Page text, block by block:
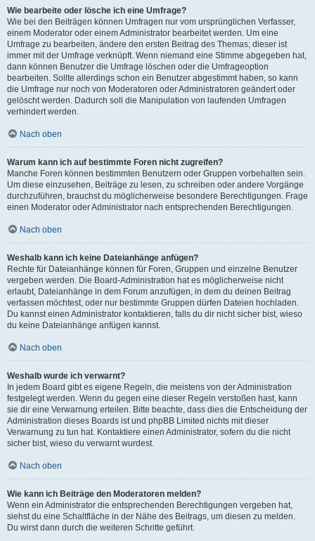
Wie bearbeite oder lösche ich eine Umfrage?
Wie bei den Beiträgen können Umfragen nur vom ursprünglichen Verfasser,
einem Moderator oder einem Administrator bearbeitet werden. Um eine
Umfrage zu bearbeiten, ändere den ersten Beitrag des Themas; dieser ist
immer mit der Umfrage verknüpft. Wenn niemand eine Stimme abgegeben hat,
dann können Benutzer die Umfrage löschen oder die Umfrageoption
bearbeiten. Sollte allerdings schon ein Benutzer abgestimmt haben, so kann
die Umfrage nur noch von Moderatoren oder Administratoren geändert oder
gelöscht werden. Dadurch soll die Manipulation von laufenden Umfragen
verhindert werden.
Nach oben
Warum kann ich auf bestimmte Foren nicht zugreifen?
Manche Foren können bestimmten Benutzern oder Gruppen vorbehalten sein.
Um diese einzusehen, Beiträge zu lesen, zu schreiben oder andere Vorgänge
durchzuführen, brauchst du möglicherweise besondere Berechtigungen. Frage
einen Moderator oder Administrator nach entsprechenden Berechtigungen.
Nach oben
Weshalb kann ich keine Dateianhänge anfügen?
Rechte für Dateianhänge können für Foren, Gruppen und einzelne Benutzer
vergeben werden. Die Board-Administration hat es möglicherweise nicht
erlaubt, Dateianhänge in dem Forum anzufügen, in dem du deinen Beitrag
verfassen möchtest, oder nur bestimmte Gruppen dürfen Dateien hochladen.
Du kannst einen Administrator kontaktieren, falls du dir nicht sicher bist, wieso
du keine Dateianhänge anfügen kannst.
Nach oben
Weshalb wurde ich verwarnt?
In jedem Board gibt es eigene Regeln, die meistens von der Administration
festgelegt werden. Wenn du gegen eine dieser Regeln verstoßen hast, kann
sie dir eine Verwarnung erteilen. Bitte beachte, dass dies die Entscheidung der
Administration dieses Boards ist und phpBB Limited nichts mit dieser
Verwarnung zu tun hat. Kontaktiere einen Administrator, sofern du die nicht
sicher bist, wieso du verwarnt wurdest.
Nach oben
Wie kann ich Beiträge den Moderatoren melden?
Wenn ein Administrator die entsprechenden Berechtigungen vergeben hat,
siehst du eine Schaltfläche in der Nähe des Beitrags, um diesen zu melden.
Du wirst dann durch die weiteren Schritte geführt.